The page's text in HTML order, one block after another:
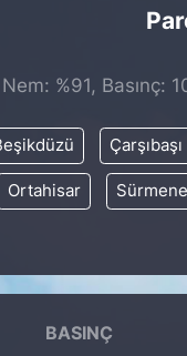
Nem: %91, Basınç:
Çarşıbaşı
Ortahisar Sürmene
BASINÇ